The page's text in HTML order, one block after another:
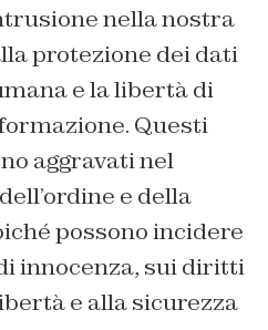
nella nostra
protezione dei dati
e la libertà di
Questi
aggravati nel
e della
possono incidere
innocenza, sui diritti
e alla sicurezza